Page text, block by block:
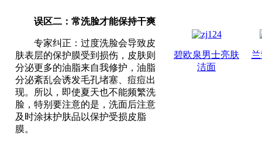
碧欧泉男士亮肤
洁面
误区二：常洗脸才能保持干爽
专家纠正：过度洗脸会导致皮
肤表层的保护膜受到损伤，皮肤则
分泌更多的油脂来自我修护，油脂
分泌紊乱会诱发毛孔堵塞、痘痘出
现。所以，即使夏天也不能频繁洗
脸，特别要注意的是，洗面后注意
及时涂抹护肤品以保护受损皮脂
膜。